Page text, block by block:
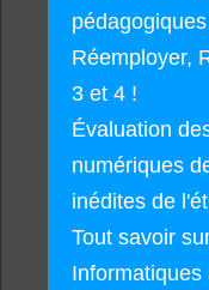
Réemployer,
3 et 4 !
Évaluation
numériques
inédites de
Tout savoir